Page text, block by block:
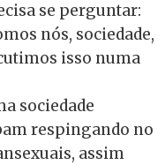
se perguntar:
nós, sociedade,
isso numa
sociedade
respingando no
assim